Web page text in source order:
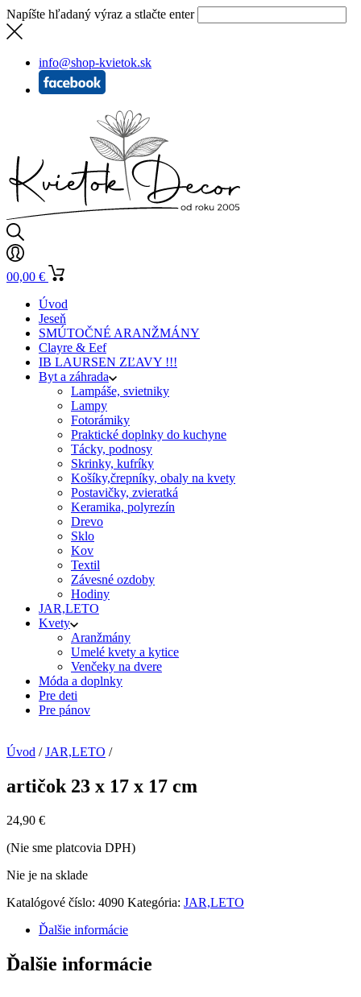
Napíšte hľadaný výraz a stlačte enter
info@shop-kvietok.sk
00,00 €
Úvod
Jeseň
SMÚTOČNÉ ARANŽMÁNY
Clayre & Eef
IB LAURSEN ZĽAVY !!!
Byt a záhrada
Lampáše, svietniky
Lampy
Fotorámiky
Praktické doplnky do kuchyne
Tácky, podnosy
Skrinky, kufríky
Košíky,črepníky, obaly na kvety
Postavičky, zvieratká
Keramika, polyrezín
Drevo
Sklo
Kov
Textil
Závesné ozdoby
Hodiny
JAR,LETO
Kvety
Aranžmány
Umelé kvety a kytice
Venčeky na dvere
Móda a doplnky
Pre deti
Pre pánov
Úvod /JAR,LETO /
artičok 23 x 17 x 17 cm
24,90 €
(Nie sme platcovia DPH)
Nie je na sklade
Katalógové číslo: 4090 Kategória: JAR,LETO
Ďalšie informácie
Ďalšie informácie